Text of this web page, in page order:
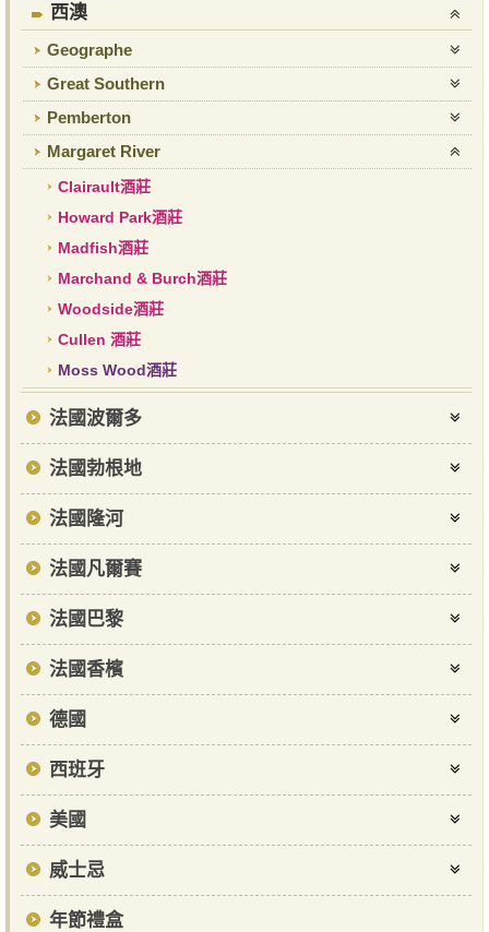
西澳
Geographe
Great Southern
Pemberton
Margaret River
Clairault酒莊
Howard Park酒莊
Madfish酒莊
Marchand & Burch酒莊
Woodside酒莊
Cullen 酒莊
Moss Wood酒莊
法國波爾多
法國勃根地
法國隆河
法國凡爾賽
法國巴黎
法國香檳
德國
西班牙
美國
威士忌
年節禮盒